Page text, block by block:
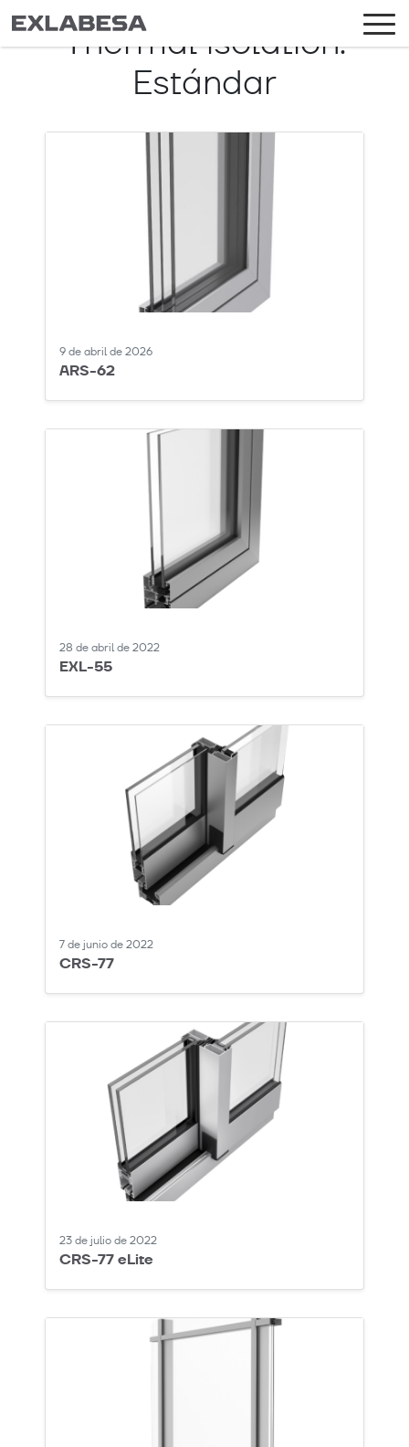
Thermal isolation:
Estándar
9 de abril de 2026
ARS-62
28 de abril de 2022
EXL-55
7 de junio de 2022
CRS-77
23 de julio de 2022
CRS-77 eLite